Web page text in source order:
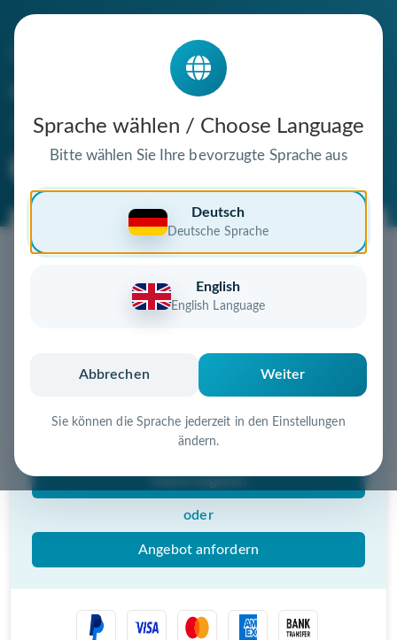
Sprache wählen / Choose Language
Bitte wählen Sie Ihre bevorzugte Sprache aus
Deutsch
Deutsche Sprache
English
English Language
Abbrechen Weiter
Sie können die Sprache jederzeit in den Einstellungen
ändern.
steht zum Verkauf
Jetzt diese Wunschdomain
Diese Domain könnte schon bald Ihnen gehören!
Schnell, sicher und unkompliziert zur eigenen
Gebot abgeben
oder
Angebot anfordern